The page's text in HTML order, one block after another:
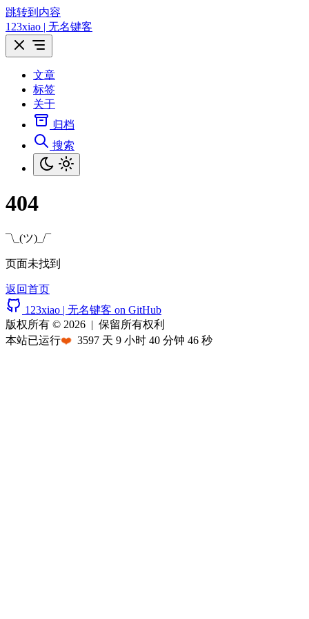
跳转到内容
123xiao | 无名键客
文章
标签
关于
归档
搜索
404
¯\_(ツ)_/¯
页面未找到
返回首页
123xiao | 无名键客 on GitHub
版权所有 © 2026 | 保留所有权利
本站已运行❤️ 3597 天 9 小时 40 分钟 46 秒